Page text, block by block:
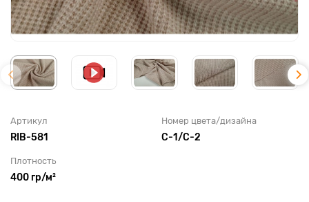
Артикул
RIB-581
Номер цвета/дизайна
C-1/C-2
Плотность
400 гр/м²